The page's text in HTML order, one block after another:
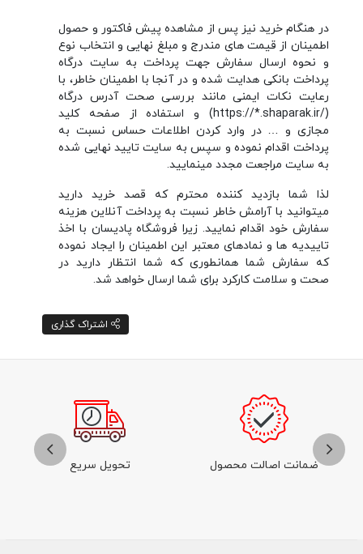
در هنگام خرید نیز پس از مشاهده پیش فاکتور و حصول
اطمینان از قیمت های مندرج و مبلغ نهایی و انتخاب نوع
و نحوه ارسال سفارش جهت پرداخت به سایت درگاه
پرداخت بانکی هدایت شده و در آنجا با اطمینان خاطر، با
رعایت نکات ایمنی مانند بررسی صحت آدرس درگاه
(/https://*.shaparak.ir) و استفاده از صفحه کلید
مجازی و … در وارد کردن اطلاعات حساس نسبت به
پرداخت اقدام نموده و سپس به سایت تایید نهایی شده
به سایت مراجعت مجدد مینمایید.
لذا شما بازدید کننده محترم که قصد خرید دارید
میتوانید با آرامش خاطر نسبت به پرداخت آنلاین هزینه
سفارش خود اقدام نمایید. زیرا فروشگاه پادیسان با اخذ
تاییدیه ها و نمادهای معتبر این اطمینان را ایجاد نموده
که سفارش شما همانطوری که شما انتظار دارید در
صحت و سلامت کارکرد برای شما ارسال خواهد شد.
اشتراک گذاری
ضمانت اصالت محصول تحویل سریع